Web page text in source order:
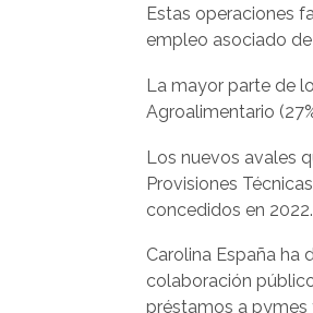
Estas operaciones
empleo asociado
La mayor parte de
Agroalimentario
Los nuevos avales
Provisiones
concedidos en 2022.
Carolina España ha
colaboración
préstamos a pymes